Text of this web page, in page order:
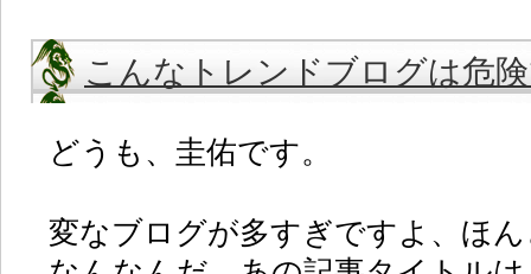
こんなトレンドブログは危
どうも、圭佑です。
変なブログが多すぎですよ、ほ